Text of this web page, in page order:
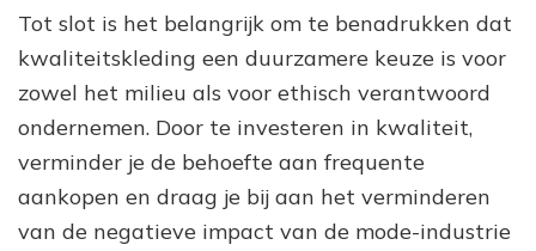
Tot slot is het belangrijk om te benadrukken dat
kwaliteitskleding een duurzamere keuze is voor
zowel het milieu als voor ethisch verantwoord
ondernemen. Door te investeren in kwaliteit,
verminder je de behoefte aan frequente
aankopen en draag je bij aan het verminderen
van de negatieve impact van de mode-industrie